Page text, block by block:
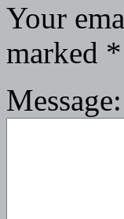
Your
marked *
Message: